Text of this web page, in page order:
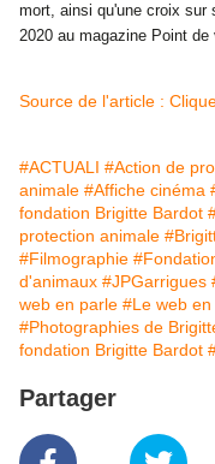
mort, ainsi qu'une croix sur
2020 au magazine Point de
Source de l'article :
#ACTUALI #Action de
animale #Affiche cinéma
fondation Brigitte Bardot
protection animale
#Filmographie
d'animaux #JPGarrigues
web en parle #Le web en
#Photographies de
fondation Brigitte Bardot
Partager